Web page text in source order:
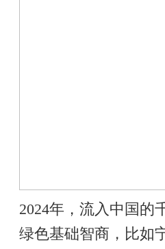
2024年，流入中国的
绿色基础智商，比如